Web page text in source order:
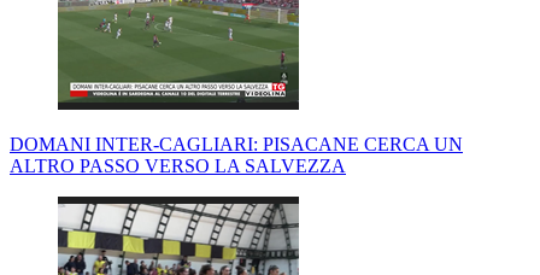
DOMANI INTER-CAGLIARI: PISACANE CERCA UN
ALTRO PASSO VERSO LA SALVEZZA